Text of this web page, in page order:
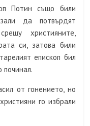
Потин също били
да потвърдят
християните,
си, затова били
епископ бил
починал.
от гонението, но
го избрали